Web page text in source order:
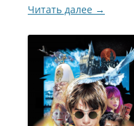
н
Читать далее →